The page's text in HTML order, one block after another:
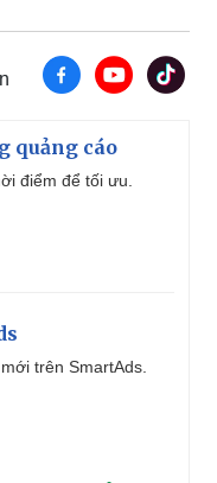
quảng cáo
điểm để tối ưu.
trên SmartAds.